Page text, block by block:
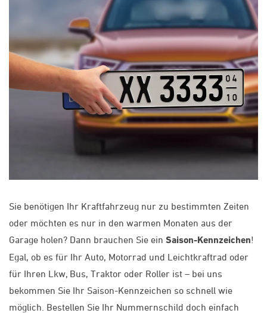
Sie benötigen Ihr Kraftfahrzeug nur zu bestimmten Zeiten
oder möchten es nur in den warmen Monaten aus der
Garage holen? Dann brauchen Sie ein Saison-Kennzeichen!
Egal, ob es für Ihr Auto, Motorrad und Leichtkraftrad oder
für Ihren Lkw, Bus, Traktor oder Roller ist – bei uns
bekommen Sie Ihr Saison-Kennzeichen so schnell wie
möglich. Bestellen Sie Ihr Nummernschild doch einfach